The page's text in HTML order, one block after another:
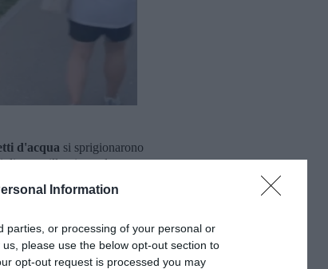
Information
parties, or processing of your personal or
please use the below opt-out section to
opt-out request is processed you may
d'acqua si sprigionarono
diverse, illuminate da